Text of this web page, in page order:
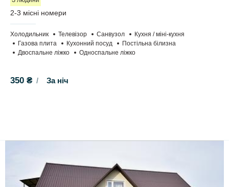
2-3 місні номери
Холодильник Телевізор Санвузол
Кухня / міні-кухня
Газова плита
Кухонний посуд
Постільна білизна
Двоспальне ліжко
Односпальне ліжко
350 ₴ За ніч